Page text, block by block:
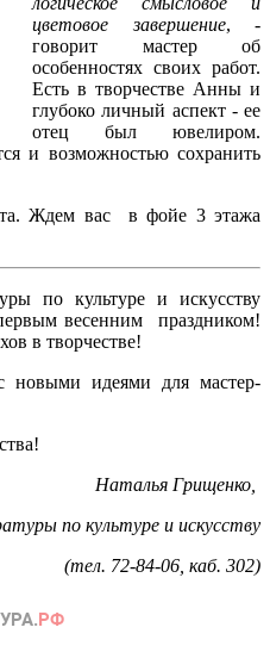
цветовое завершение, -
говорит мастер об
особенностях своих работ.
Есть в творчестве Анны и
глубоко личный аспект - ее
отец был ювелиром.
и возможностью сохранить
Ждем вас в фойе 3 этажа
по культуре и искусству
весенним праздником!
в творчестве!
идеями для мастер-
Наталья Грищенко,
по культуре и искусству
(тел. 72-84-06, каб. 302)